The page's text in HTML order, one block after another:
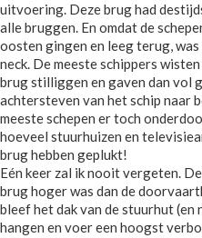
uitvoering. Deze brug had
alle bruggen. En omdat de
oosten gingen en leeg terug,
neck. De meeste schippers
brug stilliggen en gaven dan vol
achtersteven van het schip naar
meeste schepen er toch
hoeveel stuurhuizen en
brug hebben geplukt!
Eén keer zal ik nooit vergeten.
brug hoger was dan de
bleef het dak van de stuurhut (en
hangen en voer een hoogst